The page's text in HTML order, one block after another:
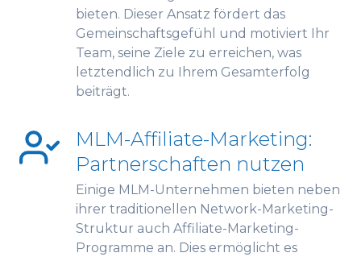
bieten. Dieser Ansatz fördert das
Gemeinschaftsgefühl und motiviert Ihr
Team, seine Ziele zu erreichen, was
letztendlich zu Ihrem Gesamterfolg
beiträgt.
MLM-Affiliate-Marketing:
Partnerschaften nutzen
Einige MLM-Unternehmen bieten neben
ihrer traditionellen Network-Marketing-
Struktur auch Affiliate-Marketing-
Programme an. Dies ermöglicht es